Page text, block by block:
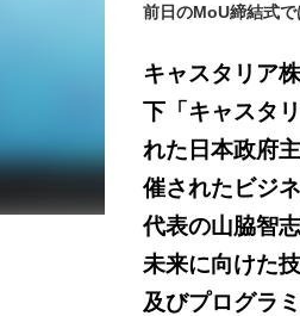
前日のMoU締結式
キャスタリア
下「キャスタ
れた日本政府
催されたビジ
代表の山脇智
未来に向けた
及びプログラ